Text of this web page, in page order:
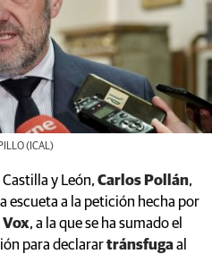
(ICAL)
y León, Carlos Pollán,
escueta a la petición hecha por
Vox, a la que se ha sumado el
para declarartránsfugaal